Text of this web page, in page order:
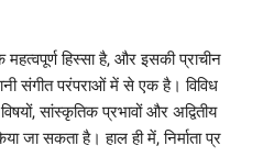
हिस्सा है, और इसकी प्राचीन
संगीत परंपराओं में से एक है। विविध
सांस्कृतिक प्रभावों और अद्वितीय
जा सकता है। हाल ही में, निर्माता प्र